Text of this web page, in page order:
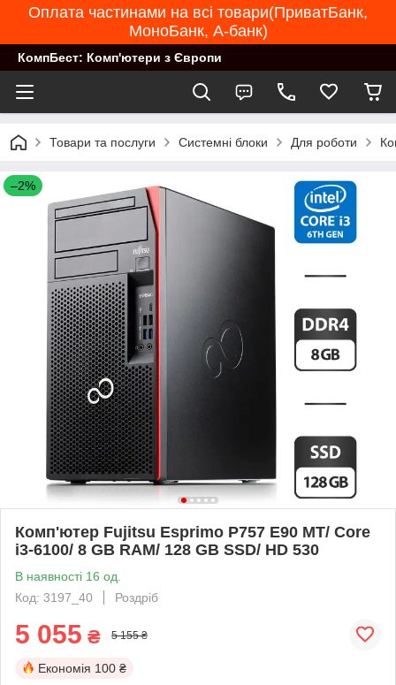
Оплата частинами на всі товари(ПриватБанк,
МоноБанк, А-банк)
КомпБест: Комп'ютери з Європи
Товари та послуги Системні блоки Для роботи
–2%
Комп'ютер Fujitsu Esprimo P757 E90 MT/ Core
i3-6100/ 8 GB RAM/ 128 GB SSD/ HD 530
В наявності 16 од.
Код: 3197_40
Роздріб
5 055 ₴ 5 155 ₴
Економія 100 ₴